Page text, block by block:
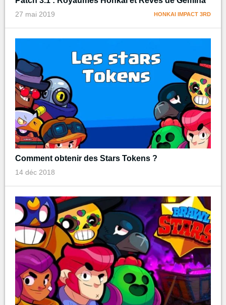
27 mai 2019 HONKAI IMPACT 3RD
Comment obtenir des Stars Tokens ?
14 déc 2018